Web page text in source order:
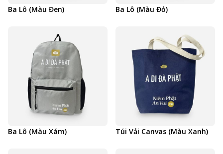
Ba Lô (Màu Đen) Ba Lô (Màu Đỏ)
Ba Lô (Màu Xám) Túi Vải Canvas (Màu Xanh)